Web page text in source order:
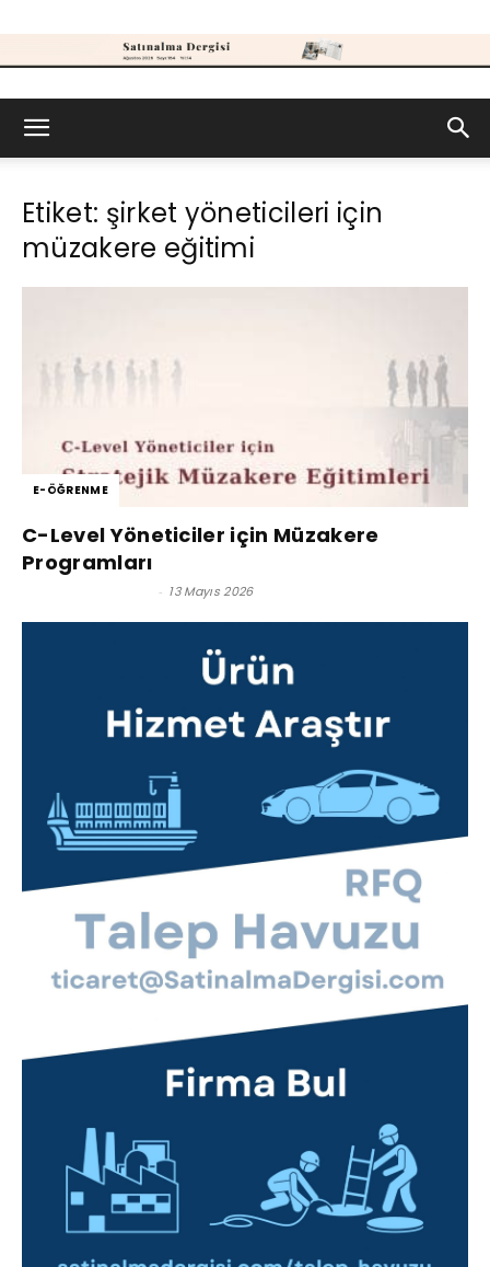
Dergisi
Etiket: şirket yöneticileri için
müzakere eğitimi
E-ÖĞRENME
C-Level Yöneticiler için Müzakere
Programları
- 13 Mayıs 2026